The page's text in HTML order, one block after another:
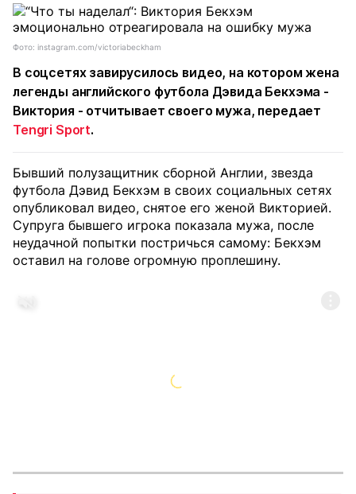
Фото: instagram.com/victoriabeckham
В соцсетях завирусилось видео, на котором жена
легенды английского футбола Дэвида Бекхэма -
Виктория - отчитывает своего мужа, передает
Tengri Sport.
Бывший полузащитник сборной Англии, звезда
футбола Дэвид Бекхэм в своих социальных сетях
опубликовал видео, снятое его женой Викторией.
Супруга бывшего игрока показала мужа, после
неудачной попытки постричься самому: Бекхэм
оставил на голове огромную проплешину.